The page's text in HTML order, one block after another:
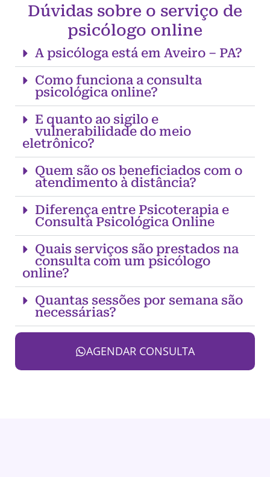
Dúvidas sobre o serviço de
psicólogo online
A psicóloga está em Aveiro – PA?
Como funciona a consulta
psicológica online?
E quanto ao sigilo e
vulnerabilidade do meio
eletrônico?
Quem são os beneficiados com o
atendimento à distância?
Diferença entre Psicoterapia e
Consulta Psicológica Online
Quais serviços são prestados na
consulta com um psicólogo
online?
Quantas sessões por semana são
necessárias?
AGENDAR CONSULTA